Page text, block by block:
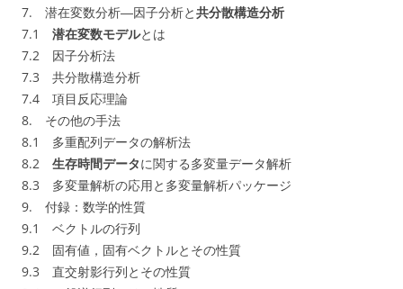
7. 潜在変数分析―因子分析と共分散構造分析
7.1 潜在変数モデルとは
7.2 因子分析法
7.3 共分散構造分析
7.4 項目反応理論
8. その他の手法
8.1 多重配列データの解析法
8.2 生存時間データに関する多変量データ解析
8.3 多変量解析の応用と多変量解析パッケージ
9. 付録：数学的性質
9.1 ベクトルの行列
9.2 固有値，固有ベクトルとその性質
9.3 直交射影行列とその性質